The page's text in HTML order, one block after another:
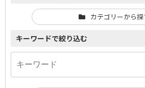
カテゴリーから探
キーワードで絞り込む